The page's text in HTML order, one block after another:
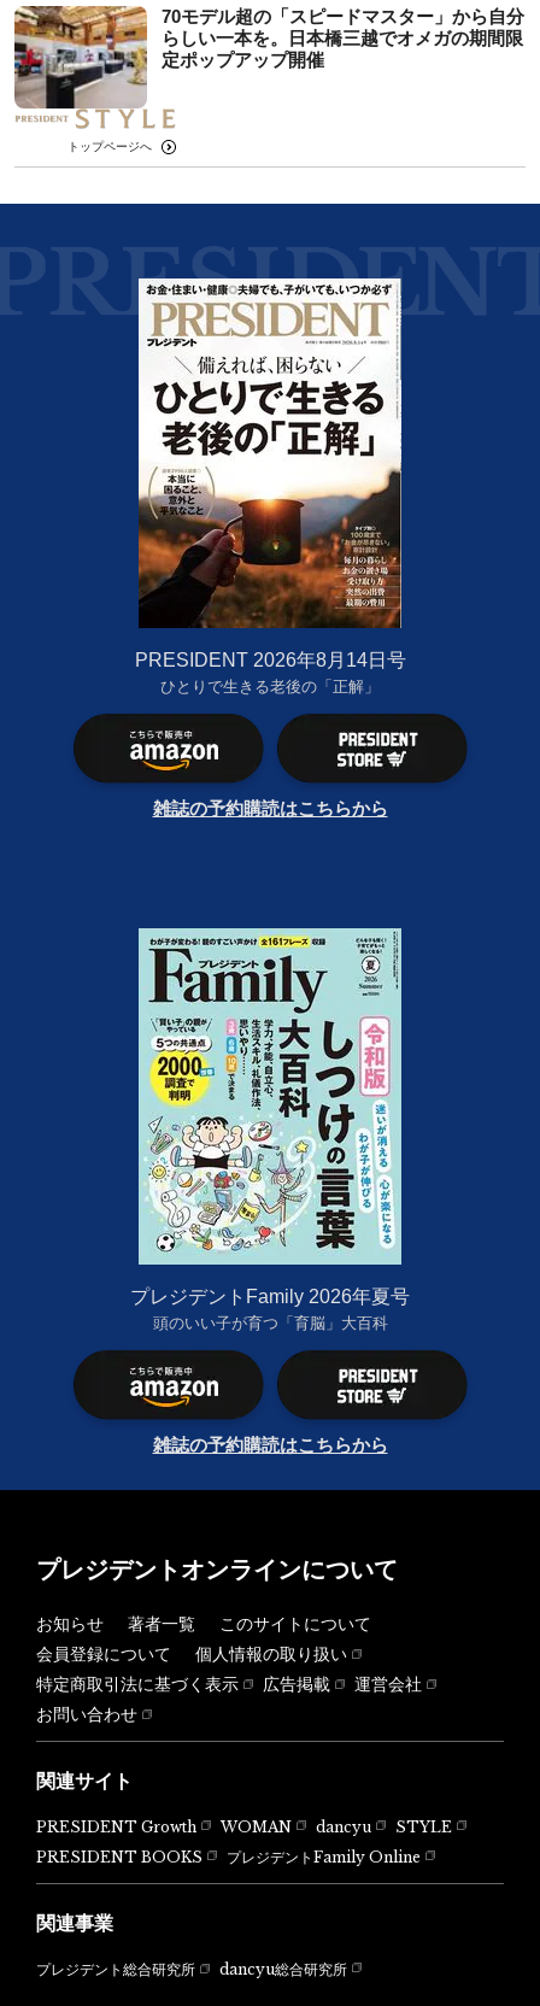
70モデル超の「スピードマスター」から自分
らしい一本を。日本橋三越でオメガの期間限
定ポップアップ開催
トップページへ
PRESIDENT 2026年8月14日号
ひとりで生きる老後の「正解」
雑誌の予約購読はこちらから
プレジデントFamily 2026年夏号
頭のいい子が育つ「育脳」大百科
雑誌の予約購読はこちらから
プレジデントオンラインについて
お知らせ 著者一覧
このサイトについて
会員登録について
個人情報の取り扱い
特定商取引法に基づく表示
広告掲載
運営会社
お問い合わせ
関連サイト
PRESIDENT Growth WOMAN dancyu
STYLE
PRESIDENT BOOKS
プレジデントFamily Online
関連事業
プレジデント総合研究所 dancyu総合研究所